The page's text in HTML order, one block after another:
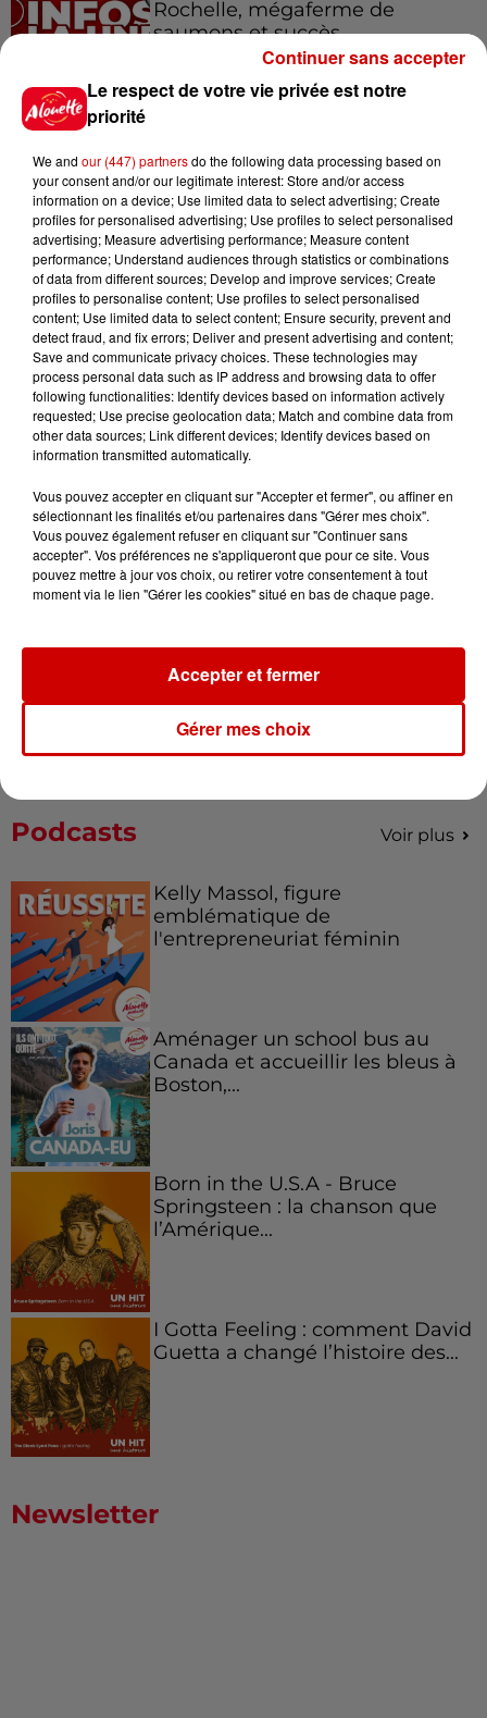
Rochelle, mégaferme de
saumons et succès...
Jeux Voir plus
Gagnez vos places pour le
Festival du Roi Arthur 2026 !
Gagnez vos entrées pour le
Musée du Sport Automobile au
Mans !
Alouette vous invite à
Futuroscope Xperiences !
Le Duel - Gagnez votre balade
en jet ski !
Podcasts Voir plus
Kelly Massol, figure
emblématique de
l'entrepreneuriat féminin
Aménager un school bus au
Canada et accueillir les bleus à
Boston,...
Born in the U.S.A - Bruce
Springsteen : la chanson que
l’Amérique...
I Gotta Feeling : comment David
Guetta a changé l’histoire des...
Newsletter
Le respect de votre vie privée est notre
priorité
We and our (447) partnersdo the following data processing based on
your consent and/or our legitimate interest: Store and/or access
information on a device; Use limited data to select advertising; Create
profiles for personalised advertising; Use profiles to select personalised
advertising; Measure advertising performance; Measure content
performance; Understand audiences through statistics or combinations
of data from different sources; Develop and improve services; Create
profiles to personalise content; Use profiles to select personalised
content; Use limited data to select content; Ensure security, prevent and
detect fraud, and fix errors; Deliver and present advertising and content;
Save and communicate privacy choices. These technologies may
process personal data such as IP address and browsing data to offer
following functionalities: Identify devices based on information actively
requested; Use precise geolocation data; Match and combine data from
other data sources; Link different devices; Identify devices based on
information transmitted automatically.
Vous pouvez accepter en cliquant sur "Accepter et fermer", ou affiner en
sélectionnant les finalités et/ou partenaires dans "Gérer mes choix".
Vous pouvez également refuser en cliquant sur "Continuer sans
accepter". Vos préférences ne s'appliqueront que pour ce site. Vous
pouvez mettre à jour vos choix, ou retirer votre consentement à tout
moment via le lien "Gérer les cookies" situé en bas de chaque page.
Gérer mes choix
Accepter et fermer
Continuer sans accepter